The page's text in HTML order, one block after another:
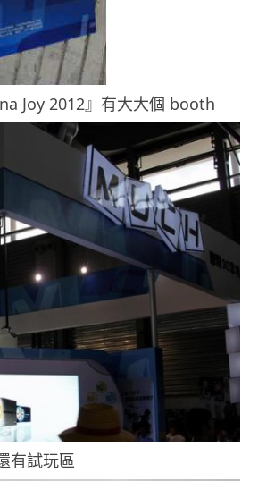
Joy 2012』有大大個 booth
有試玩區